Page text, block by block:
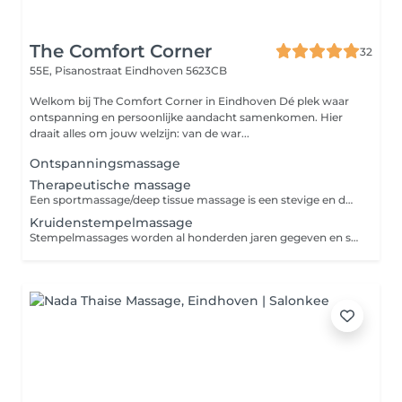
The Comfort Corner
32
55E, Pisanostraat Eindhoven 5623CB
Welkom bij The Comfort Corner in Eindhoven Dé plek waar
ontspanning en persoonlijke aandacht samenkomen. Hier
draait alles om jouw welzijn: van de war...
Ontspanningsmassage
Therapeutische massage
Een sportmassage/deep tissue massage is een stevige en doelgerichte massage die helpt om je spieren te ontspannen, spierspanning te verminderen en je lichaam sneller te laten herstellen. Of je nu een fanatieke sporter bent of gewoon last hebt van stijve spieren, deze massage stimuleert de doorbloeding, helpt afvalstoffen af te voeren en vermindert spierpijn. Perfect vóór of na een training, of gewoon als je lichaam wat extra aandacht nodig heeft. Gun je spieren de zorg die ze verdienen en voel je weer soepel en energiek!
Kruidenstempelmassage
Stempelmassages worden al honderden jaren gegeven en staan bekend om hun vermogen je spieren te helpen ontspannen en je lichaam te detoxen. Je wordt gemasseerd met verwarmde linnen zakjes, gevuld met speciaal geselecteerde kruiden. Dit zorgt voor ontspanning terwijl tegelijkertijd ook de bloedsomloop wordt gestimuleerd om afvalstoffen gemakkelijker te laten afvoeren.